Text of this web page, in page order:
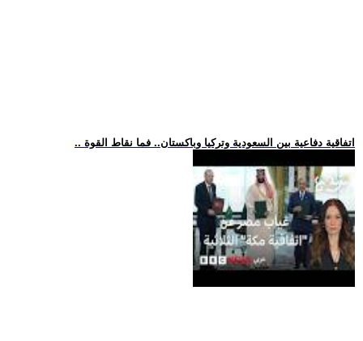
.. اتفاقية دفاعية بين السعودية وتركيا وباكستان.. فما نقاط القوة